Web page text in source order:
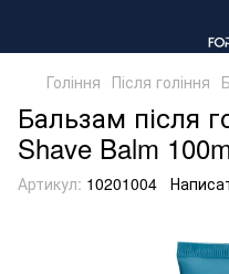
Гоління Після гоління
Бальзам після
Shave Balm
Артикул: 10201004